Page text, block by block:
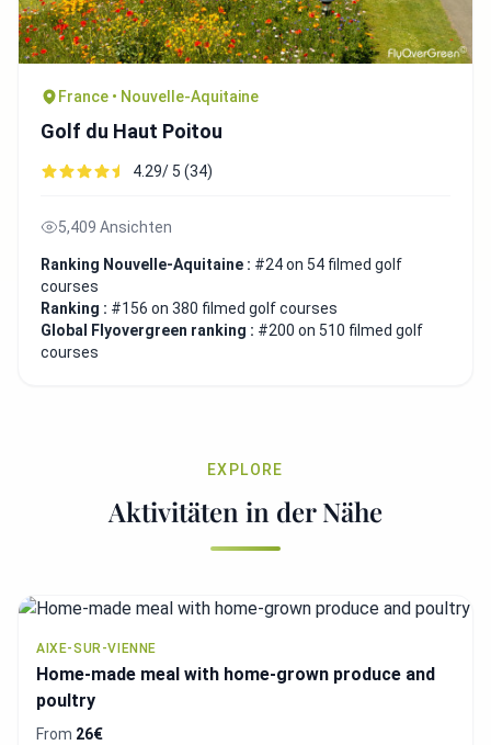
France • Nouvelle-Aquitaine
Golf du Haut Poitou
4.29/ 5 (34)
5,409 Ansichten
Ranking Nouvelle-Aquitaine : #24 on 54 filmed golf
courses
Ranking : #156 on 380 filmed golf courses
Global Flyovergreen ranking : #200 on 510 filmed golf
courses
EXPLORE
Aktivitäten in der Nähe
AIXE-SUR-VIENNE
Home-made meal with home-grown produce and
poultry
From 26€